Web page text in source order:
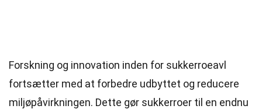
Forskning og innovation inden for sukkerroeavl
fortsætter med at forbedre udbyttet og reducere
miljøpåvirkningen. Dette gør sukkerroer til en endnu